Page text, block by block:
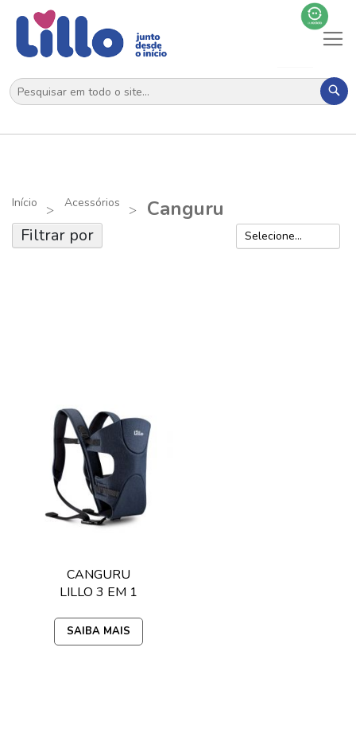
Início Acessórios Canguru
CANGURU
LILLO 3 EM 1
SAIBA MAIS
Filtrar por